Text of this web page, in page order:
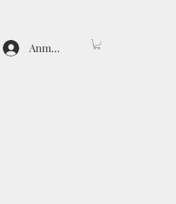
Anmelden